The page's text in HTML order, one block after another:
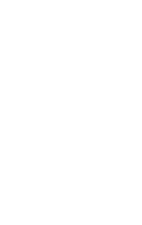
Nutzung der
wie zum
Diese Cookies
ändern, wie die
der Sie sich befinden.